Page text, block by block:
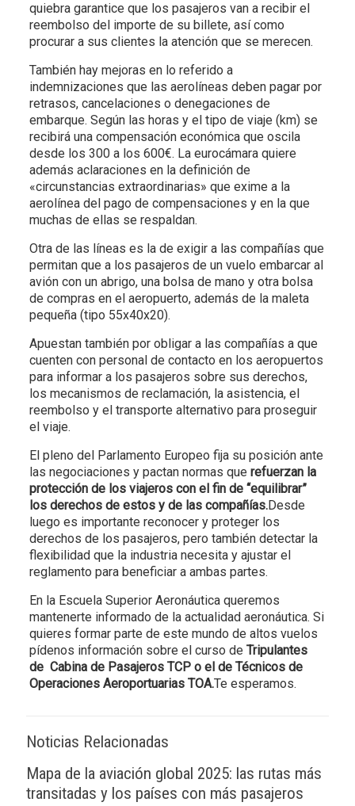
quiebra garantice que los pasajeros van a recibir el
reembolso del importe de su billete, así como
procurar a sus clientes la atención que se merecen.
También hay mejoras en lo referido a
indemnizaciones que las aerolíneas deben pagar por
retrasos, cancelaciones o denegaciones de
embarque. Según las horas y el tipo de viaje (km) se
recibirá una compensación económica que oscila
desde los 300 a los 600€. La eurocámara quiere
además aclaraciones en la definición de
«circunstancias extraordinarias» que exime a la
aerolínea del pago de compensaciones y en la que
muchas de ellas se respaldan.
Otra de las líneas es la de exigir a las compañías que
permitan que a los pasajeros de un vuelo embarcar al
avión con un abrigo, una bolsa de mano y otra bolsa
de compras en el aeropuerto, además de la maleta
pequeña (tipo 55x40x20).
Apuestan también por obligar a las compañías a que
cuenten con personal de contacto en los aeropuertos
para informar a los pasajeros sobre sus derechos,
los mecanismos de reclamación, la asistencia, el
reembolso y el transporte alternativo para proseguir
el viaje.
El pleno del Parlamento Europeo fija su posición ante
las negociaciones y pactan normas que refuerzan la
protección de los viajeros con el fin de “equilibrar”
los derechos de estos y de las compañías.Desde
luego es importante reconocer y proteger los
derechos de los pasajeros, pero también detectar la
flexibilidad que la industria necesita y ajustar el
reglamento para beneficiar a ambas partes.
En la Escuela Superior Aeronáutica queremos
mantenerte informado de la actualidad aeronáutica. Si
quieres formar parte de este mundo de altos vuelos
pídenos información sobre el curso de Tripulantes
de Cabina de Pasajeros TCP o el de Técnicos de
Operaciones Aeroportuarias TOA.Te esperamos.
Noticias Relacionadas
Mapa de la aviación global 2025: las rutas más
transitadas y los países con más pasajeros